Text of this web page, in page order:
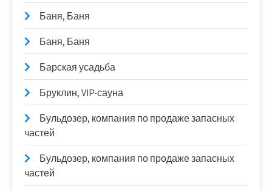
Баня, Баня
Баня, Баня
Барская усадьба
Бруклин, VIP-сауна
Бульдозер, компания по продаже запасных
частей
Бульдозер, компания по продаже запасных
частей